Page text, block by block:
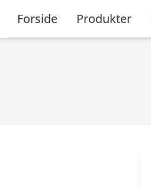
Forside Produkter